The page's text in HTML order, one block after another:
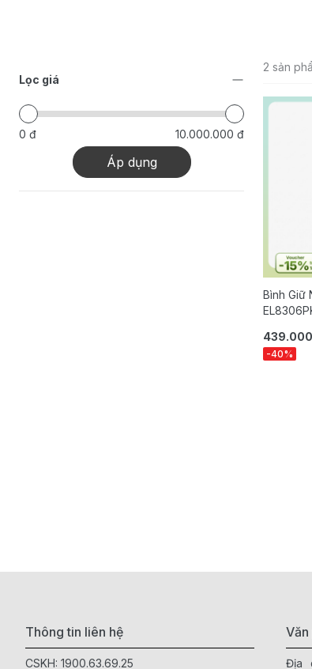
2 sản
Bình Giữ
-40%
Lọc giá
0 đ 10.000.000 đ
Áp dụng
Thông tin liên hệ
CSKH: 1900.63.69.25
Văn
Địa